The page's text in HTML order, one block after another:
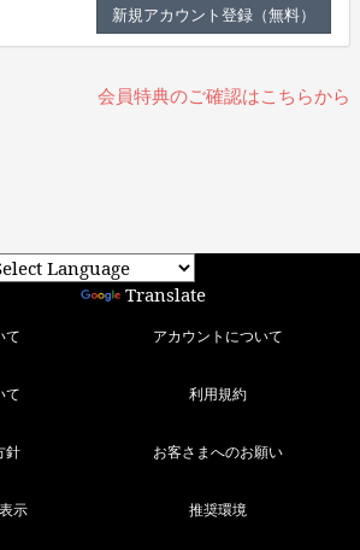
会員特典のご確認はこちらから
Translate
て アカウントについて
て 利用規約
針 お客さまへのお願い
示 推奨環境